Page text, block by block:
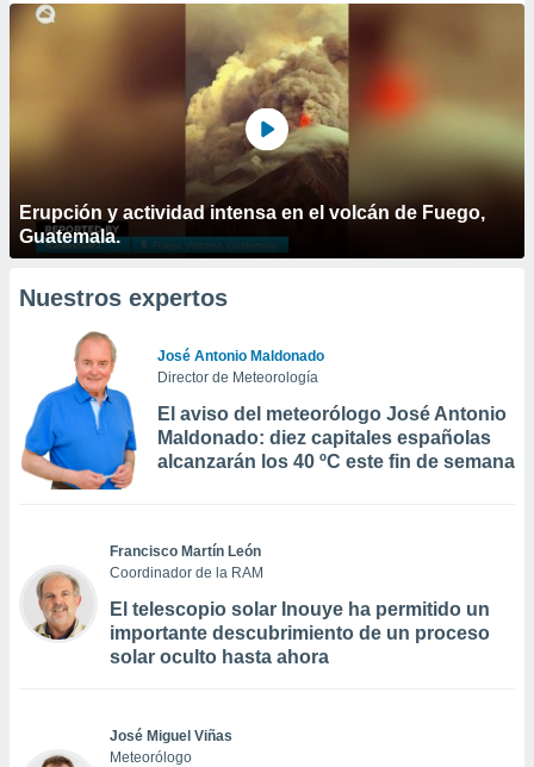
Erupción y actividad intensa en el volcán de Fuego,
Guatemala.
Nuestros expertos
José Antonio Maldonado
Director de Meteorología
El aviso del meteorólogo José Antonio
Maldonado: diez capitales españolas
alcanzarán los 40 ºC este fin de semana
Francisco Martín León
Coordinador de la RAM
El telescopio solar Inouye ha permitido un
importante descubrimiento de un proceso
solar oculto hasta ahora
José Miguel Viñas
Meteorólogo